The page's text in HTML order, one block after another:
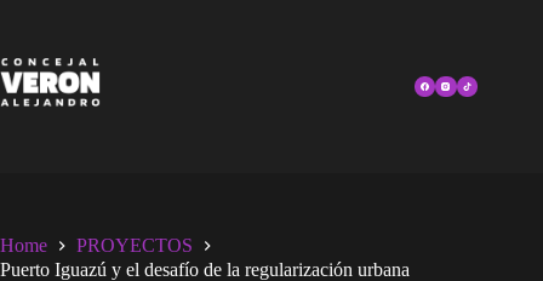
Home
PROYECTOS
Puerto Iguazú y el desafío de la regularización urbana